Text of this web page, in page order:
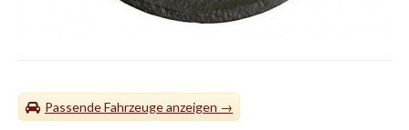
Passende Fahrzeuge